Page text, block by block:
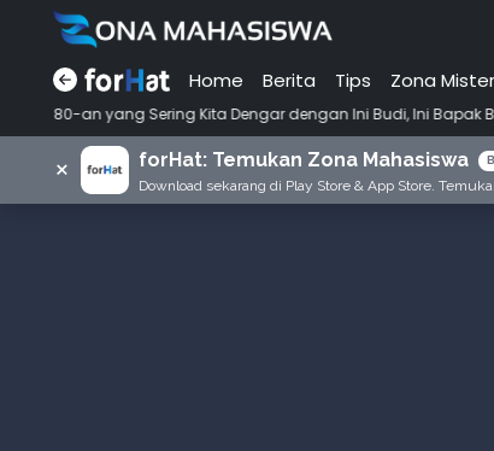
Home Berita Tips Zona
Sering Kita Dengar dengan Ini Budi, Ini Bapak Budi, Ini Adik
× forHat: Temukan Zona Mahasiswa
Download sekarang di Play Store & App Store.